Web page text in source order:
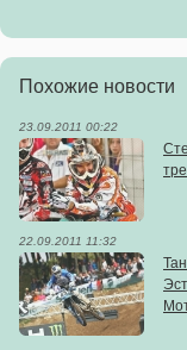
Похожие новости
23.09.2011 00:22
22.09.2011 11:32